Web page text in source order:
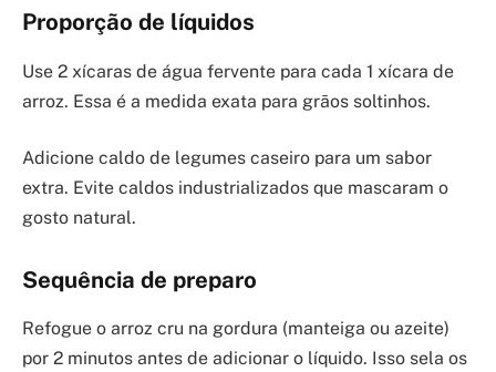
Proporção de líquidos
Use 2 xícaras de água fervente para cada 1 xícara de
arroz. Essa é a medida exata para grãos soltinhos.
Adicione caldo de legumes caseiro para um sabor
extra. Evite caldos industrializados que mascaram o
gosto natural.
Sequência de preparo
Refogue o arroz cru na gordura (manteiga ou azeite)
por 2 minutos antes de adicionar o líquido. Isso sela os